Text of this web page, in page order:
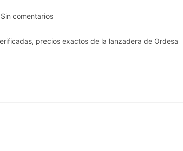
Sin comentarios
precios exactos de la lanzadera de Ordesa